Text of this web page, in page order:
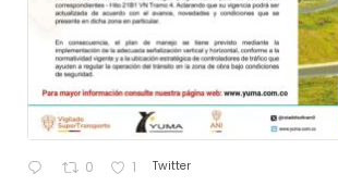
0 1 Twitter